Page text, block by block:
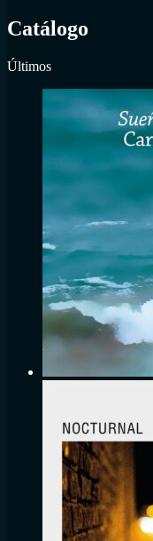
Catálogo
Últimos